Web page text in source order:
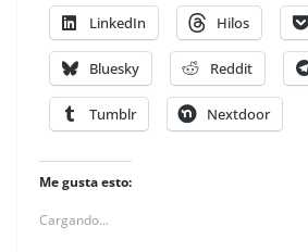
LinkedIn Hilos
Bluesky Reddit
Tumblr Nextdoor
Me gusta esto:
Cargando...